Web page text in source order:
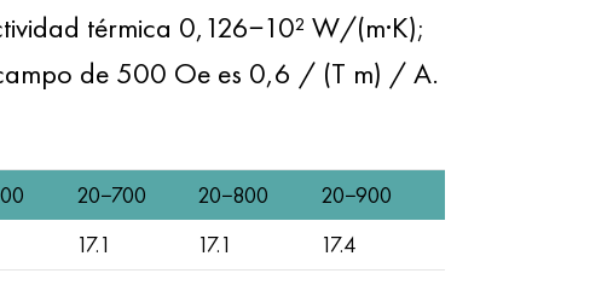
térmica 0,126−10² W/(m·K);
de 500 Oe es 0,6 / (T m) / A.
20−700 20−800
20−900
17.1 17.1 17.4